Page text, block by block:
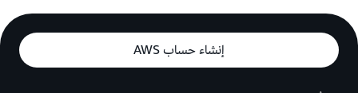
إنشاء حساب AWS